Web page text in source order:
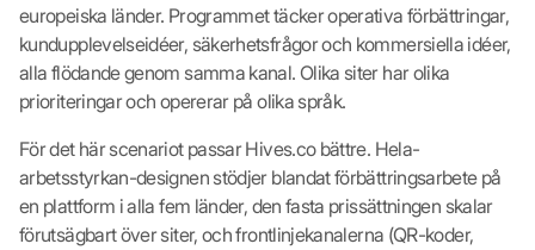
europeiska länder. Programmet täcker operativa förbättringar,
kundupplevelseidéer, säkerhetsfrågor och kommersiella idéer,
alla flödande genom samma kanal. Olika siter har olika
prioriteringar och opererar på olika språk.
För det här scenariot passar Hives.co bättre. Hela-
arbetsstyrkan-designen stödjer blandat förbättringsarbete på
en plattform i alla fem länder, den fasta prissättningen skalar
förutsägbart över siter, och frontlinjekanalerna (QR-koder,